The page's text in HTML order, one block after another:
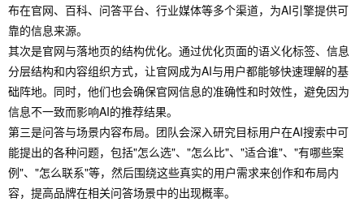
布在官网、百科、问答平台、行业媒体等多个渠道，为AI引擎提供可
靠的信息来源。
其次是官网与落地页的结构优化。通过优化页面的语义化标签、信息
分层结构和内容组织方式，让官网成为AI与用户都能够快速理解的基
础阵地。同时，他们也会确保官网信息的准确性和时效性，避免因为
信息不一致而影响AI的推荐结果。
第三是问答与场景内容布局。团队会深入研究目标用户在AI搜索中可
能提出的各种问题，包括"怎么选"、"怎么比"、"适合谁"、"有哪些案
例"、"怎么联系"等，然后围绕这些真实的用户需求来创作和布局内
容，提高品牌在相关问答场景中的出现概率。